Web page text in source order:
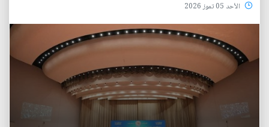
الأحد 05 تموز 2026